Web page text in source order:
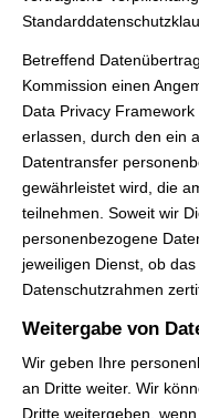
Betreffend
Kommission einen
Data Privacy
erlassen, durch den ein
Datentransfer
gewährleistet wird, die
teilnehmen. Soweit wir
personenbezogene
jeweiligen Dienst, ob
Datenschutzrahmen
Weitergabe von
Wir geben Ihre
an Dritte weiter. Wir
Dritte weitergeben,